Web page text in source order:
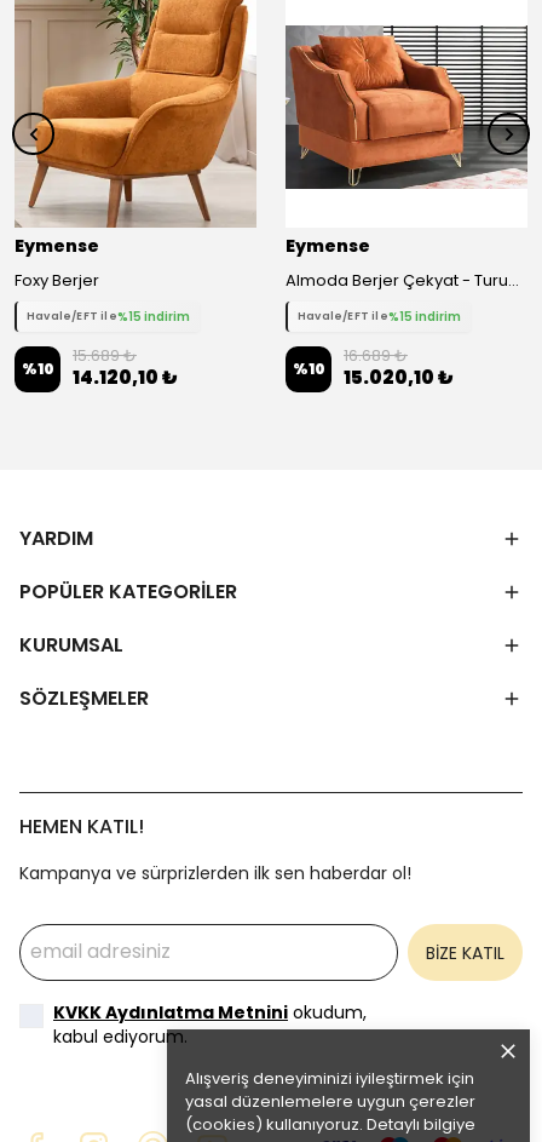
Alışveriş deneyiminizi iyileştirmek için
yasal düzenlemelere uygun çerezler
(cookies) kullanıyoruz. Detaylı bilgiye
Eymense
Foxy Berjer
Havale/EFT ile%15 indirim
%10
15.689 ₺
14.120,10 ₺
Eymense
Almoda Berjer Çekyat - Turuncu
Havale/EFT ile%15 indirim
%10
16.689 ₺
15.020,10 ₺
YARDIM
POPÜLER KATEGORİLER
KURUMSAL
SÖZLEŞMELER
HEMEN KATIL!
Kampanya ve sürprizlerden ilk sen haberdar ol!
BİZE KATIL
KVKK Aydınlatma Metnini okudum,
kabul ediyorum.